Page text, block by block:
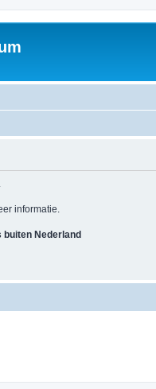
informatie.
buiten Nederland